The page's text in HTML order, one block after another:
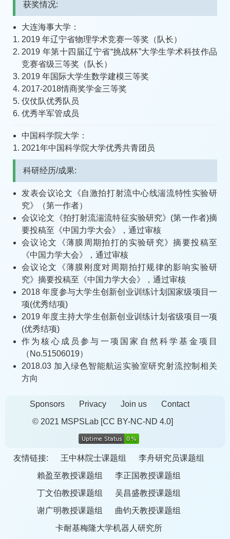
获奖情况:
大连海事大学：
2019 年辽宁省物理学术竞赛一等奖（队长）
2019 年第十四届辽宁省“挑战杯”大学生学术科技作品
竞赛省级三等奖（队长）
2019 年国际大学生数学建模三等奖
2017-2018情商奖学金三等奖
仪仗队优秀队员
优秀半军管成员
中国科学院大学：
2021年中国科学院大学优秀共青团员
科研经历/成果:
发表会议论文《自激拍打射流中心线湍流特性实验研
究》（第一作者）
会议论文《拍打射流湍流特征实验研究》(第一作者)摘
要投稿至《中国力学大会》，通过审核
会议论文《薄膜周期拍打的实验研究》摘要投稿至
《中国力学大会》，通过审核
会议论文《薄膜刚度对周期拍打规律的影响实验研
究》摘要投稿至《中国力学大会》，通过审核
2018 年度参与大学生创新创业训练计划国家级项目一
项(优秀结项)
2019 年度主持大学生创新创业训练计划省级项目一项
(优秀结项)
作为核心成员参与一项国家自然科学基金项目
（No.51506019）
2018.03 加入绿色智能航运实验室研究射流控制相关
方向
Sponsors Privacy Join us
Contact
© 2021 MSPSLab [CC BY-NC-ND 4.0]
友情链接: 王中林院士课题组
李舟研究员课题组
賴盈至教授课题组
李正国教授课题组
丁文伯教授课题组
吴昌盛教授课题组
谢广明教授课题组
曲钧天教授课题组
卡耐基梅隆大学机器人研究所